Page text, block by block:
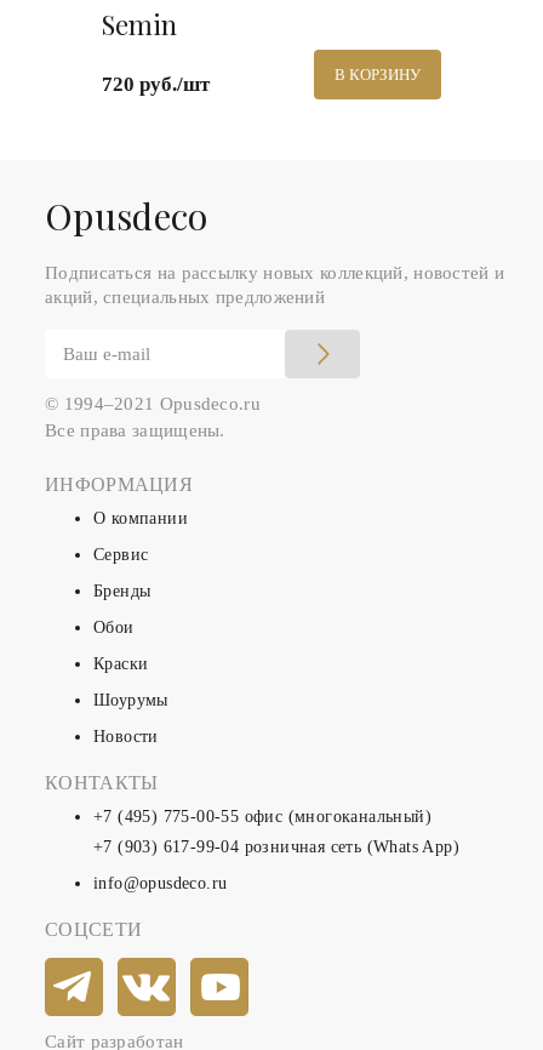
Semin
720 руб./шт В КОРЗИНУ
Оpusdeco
Подписаться на рассылку новых коллекций, новостей и
акций, специальных предложений
© 1994–2021 Opusdeco.ru
Все права защищены.
ИНФОРМАЦИЯ
О компании
Сервис
Бренды
Обои
Краски
Шоурумы
Новости
КОНТАКТЫ
+7 (495) 775-00-55 офис (многоканальный)
+7 (903) 617-99-04 розничная сеть (Whats App)
info@opusdeco.ru
СОЦСЕТИ
Сайт разработан